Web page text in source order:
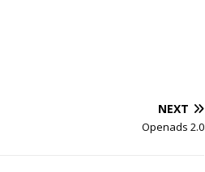
NEXT
Openads 2.0